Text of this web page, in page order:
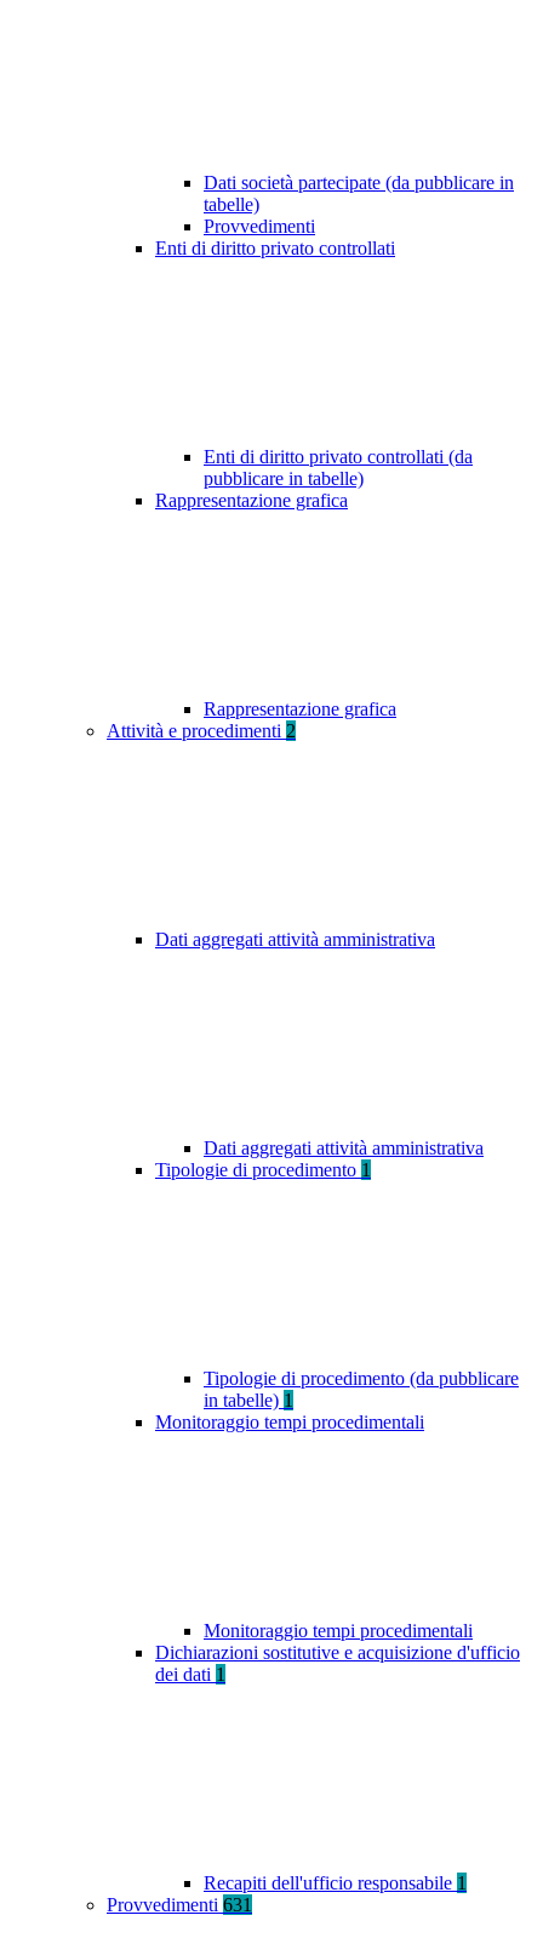
Dati società partecipate (da pubblicare in
tabelle)
Provvedimenti
Enti di diritto privato controllati
Enti di diritto privato controllati (da
pubblicare in tabelle)
Rappresentazione grafica
Rappresentazione grafica
Attività e procedimenti 2
Dati aggregati attività amministrativa
Dati aggregati attività amministrativa
Tipologie di procedimento 1
Tipologie di procedimento (da pubblicare
in tabelle) 1
Monitoraggio tempi procedimentali
Monitoraggio tempi procedimentali
Dichiarazioni sostitutive e acquisizione d'ufficio
dei dati 1
Recapiti dell'ufficio responsabile 1
Provvedimenti 631